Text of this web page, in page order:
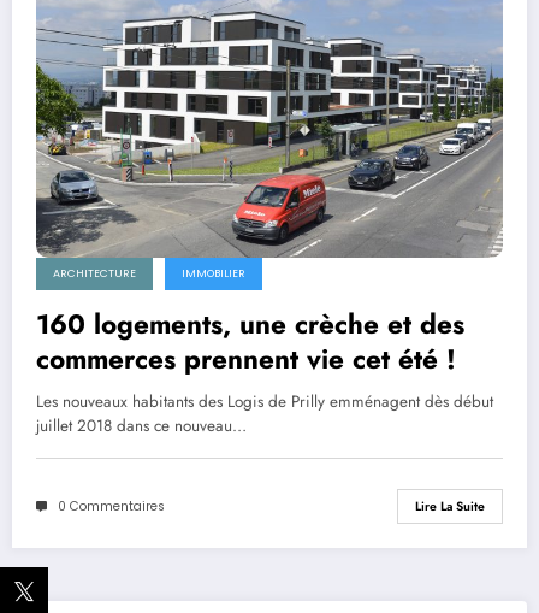
ARCHITECTURE IMMOBILIER
160 logements, une crèche et des
commerces prennent vie cet été !
Les nouveaux habitants des Logis de Prilly emménagent dès début
juillet 2018 dans ce nouveau…
0 Commentaires Lire La Suite